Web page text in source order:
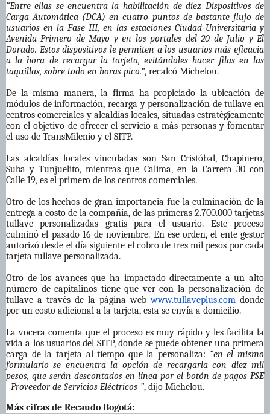
“Entre ellas se encuentra la habilitación de diez Dispositivos de
Carga Automática (DCA) en cuatro puntos de bastante flujo de
usuarios en la Fase III, en las estaciones Ciudad Universitaria y
Avenida Primero de Mayo y en los portales del 20 de Julio y El
Dorado. Estos dispositivos le permiten a los usuarios más eficacia
a la hora de recargar la tarjeta, evitándoles hacer filas en las
taquillas, sobre todo en horas pico.”, recalcó Michelou.
De la misma manera, la firma ha propiciado la ubicación de
módulos de información, recarga y personalización de tullave en
centros comerciales y alcaldías locales, situadas estratégicamente
con el objetivo de ofrecer el servicio a más personas y fomentar
el uso de TransMilenio y el SITP.
Las alcaldías locales vinculadas son San Cristóbal, Chapinero,
Suba y Tunjuelito, mientras que Calima, en la Carrera 30 con
Calle 19, es el primero de los centros comerciales.
Otro de los hechos de gran importancia fue la culminación de la
entrega a costo de la compañía, de las primeras 2.700.000 tarjetas
tullave personalizadas gratis para el usuario. Este proceso
culminó el pasado 16 de noviembre. En ese orden, el ente gestor
autorizó desde el día siguiente el cobro de tres mil pesos por cada
tarjeta tullave personalizada.
Otro de los avances que ha impactado directamente a un alto
número de capitalinos tiene que ver con la personalización de
tullave a través de la página webwww.tullaveplus.com donde
por un costo adicional a la tarjeta, esta se envía a domicilio.
La vocera comenta que el proceso es muy rápido y les facilita la
vida a los usuarios del SITP, donde se puede obtener una primera
carga de la tarjeta al tiempo que la personaliza: “en el mismo
formulario se encuentra la opción de recargarla con diez mil
pesos, que serán descontados en línea por el botón de pagos PSE
–Proveedor de Servicios Eléctricos-”, dijo Michelou.
Más cifras de Recaudo Bogotá: